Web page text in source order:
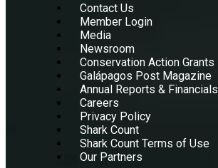
Contact Us
Member Login
Media
Newsroom
Conservation Action Grants
Galápagos Post Magazine
Annual Reports & Financials
Careers
Privacy Policy
Shark Count
Shark Count Terms of Use
Our Partners